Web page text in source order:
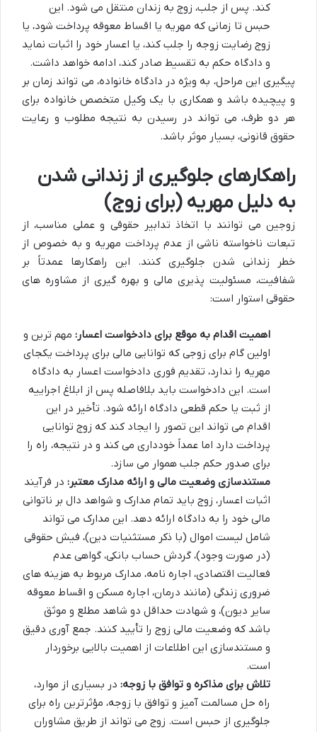
کند. پس از جلب، زوج به زندان منتقل می شود. این
حبس تا زمانی که مهریه یا اقساط معوقه پرداخت شود، یا
زوج رضایت زوجه را جلب کند، یا اعسار خود را اثبات نماید
و دادگاه حکم به تقسیط صادر کند، ادامه خواهد داشت.
پیگیری این مراحل، به ویژه در دادگاه خانواده، می تواند زمان بر
و پیچیده باشد و همکاری با یک وکیل متخصص خانواده برای
هر دو طرف، می تواند در رسیدن به نتیجه مطلوب و رعایت
حقوق قانونی، بسیار موثر باشد.
راهکارهای جلوگیری از زندانی شدن
به دلیل مهریه (برای زوج)
زوجین می توانند با اتخاذ تدابیر حقوقی و عملی مناسب، از
تبعات ناخواسته ناشی از عدم پرداخت مهریه و به خصوص از
خطر زندانی شدن جلوگیری کنند. این راهکارها عمدتاً بر
شفافیت، مسئولیت پذیری مالی و بهره گیری از مشاوره های
حقوقی استوار است:
اهمیت اقدام به موقع برای دادخواست اعسار: مهم ترین و
اولین گام برای زوجی که توانایی مالی برای پرداخت یکجای
مهریه را ندارد، تقدیم فوری دادخواست اعسار به دادگاه
است. این دادخواست باید بلافاصله پس از ابلاغ اجراییه
از ثبت یا حکم قطعی دادگاه ارائه شود. تأخیر در این
اقدام می تواند این تصور را ایجاد کند که زوج توانایی
پرداخت دارد اما عمداً خودداری می کند و در نتیجه، راه را
برای صدور حکم جلب هموار می سازد.
مستندسازی وضعیت مالی و ارائه مدارک معتبر: در فرآیند
اثبات اعسار، زوج باید تمام مدارک و شواهد دال بر ناتوانی
مالی خود را به دادگاه ارائه دهد. این مدارک می تواند
شامل لیست اموال (با ذکر مستثنیات دین)، فیش حقوقی
(در صورت وجود)، گردش حساب بانکی، گواهی عدم
فعالیت اقتصادی، اجاره نامه، مدارک مربوط به هزینه های
ضروری زندگی (مانند درمان، اجاره مسکن و اقساط معوقه
سایر دیون)، و شهادت حداقل دو شاهد مطلع و موثق
باشد که وضعیت مالی زوج را تأیید کنند. جمع آوری دقیق
و مستندسازی این اطلاعات از اهمیت بالایی برخوردار
است.
تلاش برای مذاکره و توافق با زوجه: در بسیاری از موارد،
راه حل مسالمت آمیز و توافق با زوجه، مؤثرترین راه برای
جلوگیری از حبس است. زوج می تواند از طریق مشاوران